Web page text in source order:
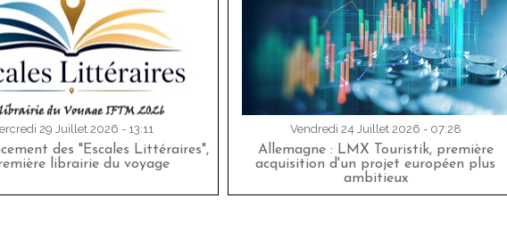
29 Juillet 2026 - 13:11
des "Escales Littéraires",
librairie du voyage
Vendredi 24 Juillet 2026 - 07:28
Allemagne : LMX Touristik, première
acquisition d'un projet européen plus
ambitieux